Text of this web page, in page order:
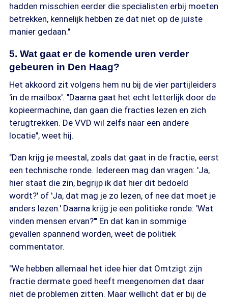
hadden misschien eerder die specialisten erbij moeten
betrekken, kennelijk hebben ze dat niet op de juiste
manier gedaan."
5. Wat gaat er de komende uren verder
gebeuren in Den Haag?
Het akkoord zit volgens hem nu bij de vier partijleiders
'in de mailbox'. "Daarna gaat het echt letterlijk door de
kopieermachine, dan gaan die fracties lezen en zich
terugtrekken. De VVD wil zelfs naar een andere
locatie", weet hij.
"Dan krijg je meestal, zoals dat gaat in de fractie, eerst
een technische ronde. Iedereen mag dan vragen: 'Ja,
hier staat die zin, begrijp ik dat hier dit bedoeld
wordt?' of 'Ja, dat mag je zo lezen, of nee dat moet je
anders lezen.' Daarna krijg je een politieke ronde: 'Wat
vinden mensen ervan?'" En dat kan in sommige
gevallen spannend worden, weet de politiek
commentator.
"We hebben allemaal het idee hier dat Omtzigt zijn
fractie dermate goed heeft meegenomen dat daar
niet de problemen zitten. Maar wellicht dat er bij de